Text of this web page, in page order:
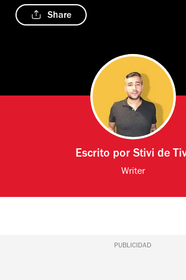
Share
Escrito porStivi de
Writer
PUBLICIDAD